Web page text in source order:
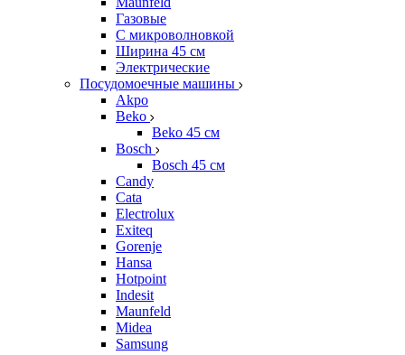
Газовые
С микроволновкой
Ширина 45 см
Электрические
Посудомоечные машины
Akpo
Beko
Beko 45 см
Bosch
Bosch 45 см
Candy
Cata
Electrolux
Exiteq
Gorenje
Hansa
Hotpoint
Indesit
Maunfeld
Midea
Samsung